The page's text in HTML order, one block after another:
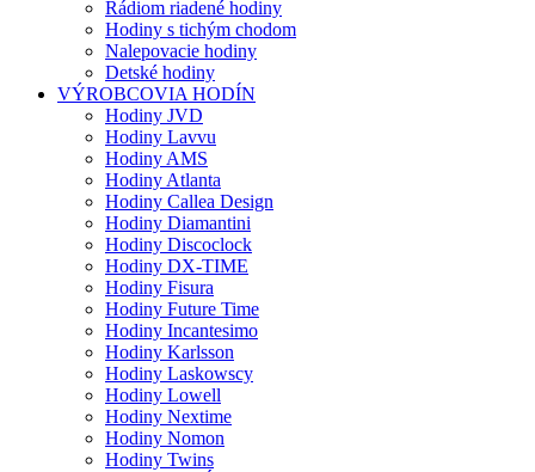
Rádiom riadené hodiny
Hodiny s tichým chodom
Nalepovacie hodiny
Detské hodiny
VÝROBCOVIA HODÍN
Hodiny JVD
Hodiny Lavvu
Hodiny AMS
Hodiny Atlanta
Hodiny Callea Design
Hodiny Diamantini
Hodiny Discoclock
Hodiny DX-TIME
Hodiny Fisura
Hodiny Future Time
Hodiny Incantesimo
Hodiny Karlsson
Hodiny Laskowscy
Hodiny Lowell
Hodiny Nextime
Hodiny Nomon
Hodiny Twins